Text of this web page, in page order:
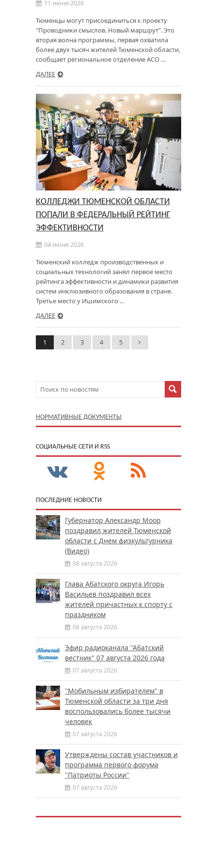
11 июня 2026
Тюменцы могут присоединиться к проекту
"Проводники смыслов. Новый маршрут". Это
вторая волна программы, первая охватила
более двух тысяч жителей Тюменской области,
сообщает региональное отделение АСО …
ДАЛЕЕ
КОЛЛЕДЖИ ТЮМЕНСКОЙ ОБЛАСТИ
ПОПАЛИ В ФЕДЕРАЛЬНЫЙ РЕЙТИНГ
ЭФФЕКТИВНОСТИ
04 июня 2026
Тюменский колледж производственных и
социальных технологий занял первое место
рейтинга эффективности и динамики развития
систем инклюзивного образования в стране.
Третье место у Ишимского …
ДАЛЕЕ
1 2 3 4 5
НОРМАТИВНЫЕ ДОКУМЕНТЫ
CОЦИАЛЬНЫЕ СЕТИ И RSS
ПОСЛЕДНИЕ НОВОСТИ
Губернатор Александр Моор
поздравил жителей Тюменской
области с Днем физкультурника
(Видео)
08 августа 2026
Глава Абатского округа Игорь
Васильев поздравил всех
жителей причастных к спорту с
праздником
08 августа 2026
Эфир радиоканала "Абатский
вестник" 07 августа 2026 года
07 августа 2026
"Мобильным избирателем" в
Тюменской области за три дня
воспользовались более тысячи
человек
07 августа 2026
Утверждены состав участников и
программа первого форума
"Патриоты России"
07 августа 2026